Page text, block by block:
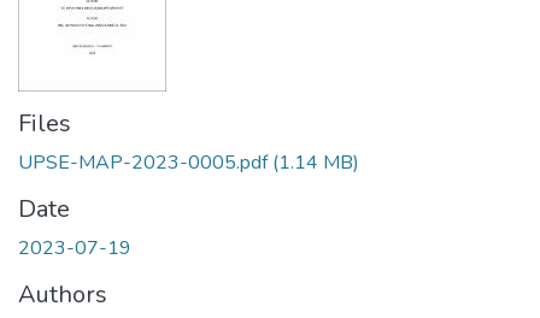
Files
UPSE-MAP-2023-0005.pdf(1.14 MB)
Date
2023-07-19
Authors